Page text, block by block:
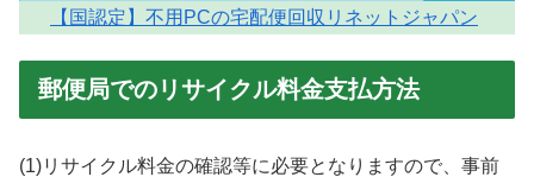
【国認定】不用PCの宅配便回収リネットジャパン
郵便局でのリサイクル料金支払方法
(1)リサイクル料金の確認等に必要となりますので、事前